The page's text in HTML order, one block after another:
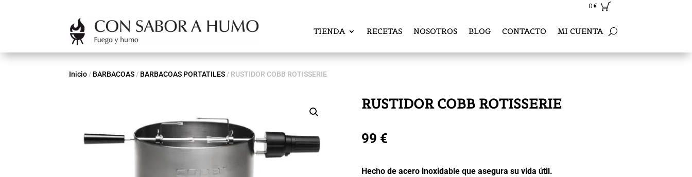
0€
TIENDA RECETAS NOSOTROS BLOG CONTACTO MI CUENTA
Inicio / BARBACOAS / BARBACOAS PORTATILES / RUSTIDOR COBB ROTISSERIE
RUSTIDOR COBB ROTISSERIE
99 €
Hecho de acero inoxidable que asegura su vida útil.